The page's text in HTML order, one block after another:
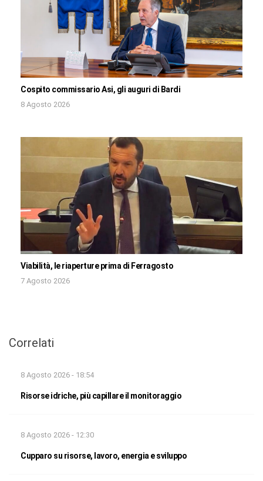
Cospito commissario Asi, gli auguri di Bardi
8 Agosto 2026
Viabilità, le riaperture prima di Ferragosto
7 Agosto 2026
Correlati
8 Agosto 2026 - 18:54
Risorse idriche, più capillare il monitoraggio
8 Agosto 2026 - 12:30
Cupparo su risorse, lavoro, energia e sviluppo